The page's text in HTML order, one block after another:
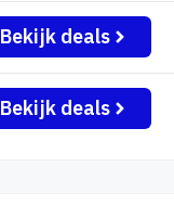
Bekijk deals
Bekijk deals